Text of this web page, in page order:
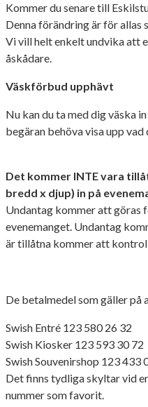
Kommer du senare till
Denna förändring är för
Vi vill helt enkelt undvika att
åskådare.
Väskförbud upphävt
Nu kan du ta med dig väska
begäran behöva visa upp vad
Det kommer INTE vara
bredd x djup) in på
Undantag kommer att göras
evenemanget. Undantag
är tillåtna kommer att
De betalmedel som gäller på
Swish Entré 123 580 26 32
Swish Kiosker 123 593 30 72
Swish Souvenirshop 123 433
Det finns tydliga skyltar vid
nummer som favorit.